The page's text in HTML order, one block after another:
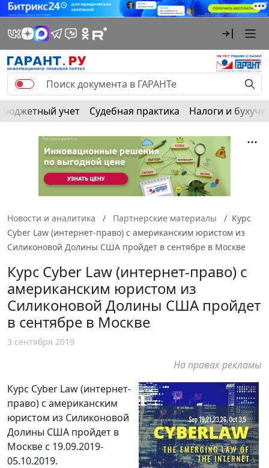
Бюджетный учет Судебная практика Налоги и
Новости и аналитика Партнерские материалы
Курс
Cyber Law (интернет-право) с американским юристом из
Силиконовой Долины США пройдет в сентябре в Москве
Курс Cyber Law (интернет-право) с
американским юристом из
Силиконовой Долины США пройдет
в сентябре в Москве
3 сентября 2019
На правах рекламы
Курс Cyber Law (интернет-
право) с американским
юристом из Силиконовой
Долины США пройдет в
Москве с 19.09.2019-
05.10.2019.